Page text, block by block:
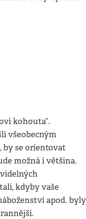
kohouta“.
všeobecným
by se orientovat
možná i většina.
kdyby vaše
apod. byly